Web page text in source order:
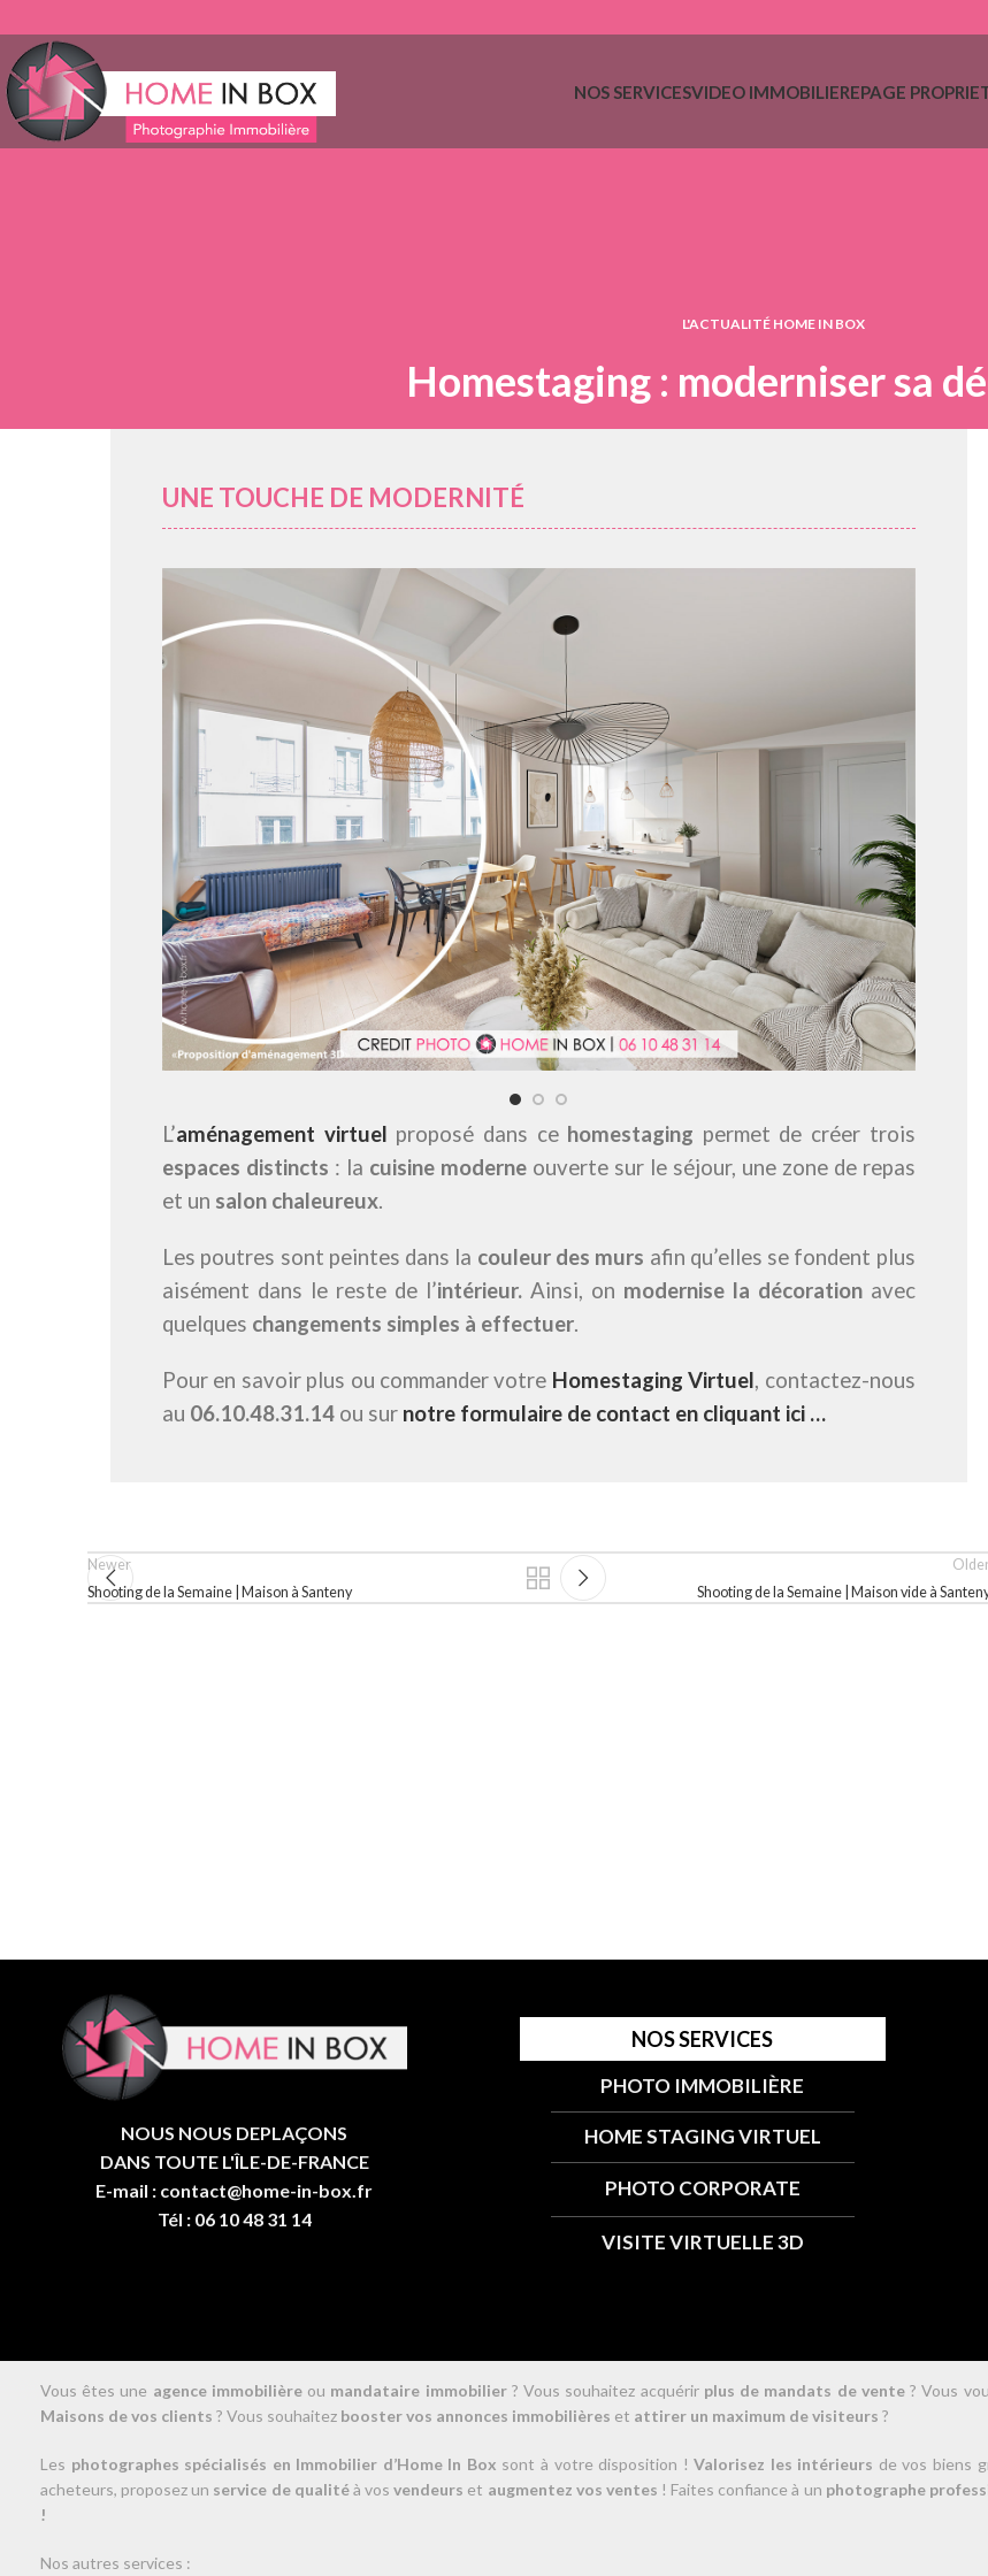
NOS SERVICESVIDEO IMMOBILIEREPAGE
L'ACTUALITÉ HOME IN BOX
Homestaging : moderniser sa
UNE TOUCHE DE MODERNITÉ
L’aménagement virtuel proposé dans ce homestaging permet de créer trois
espaces distincts : la cuisine moderneouverte sur le séjour, une zone de repas
et un salon chaleureux.
Les poutres sont peintes dans la couleur des murs afin qu’elles se fondent plus
aisément dans le reste de l’intérieur.Ainsi, on modernise la décorationavec
quelques changements simples à effectuer.
Pour en savoir plus ou commander votre Homestaging Virtuel, contactez-nous
au 06.10.48.31.14 ou sur notre formulaire de contact en cliquant ici …
Newer
Shooting de la Semaine | Maison à Santeny
Shooting de la Semaine | Maison vide à
NOUS NOUS DEPLAÇONS
DANS TOUTE L'ÎLE-DE-FRANCE
E-mail : contact@home-in-box.fr
Tél : 06 10 48 31 14
NOS SERVICES
PHOTO IMMOBILIÈRE
HOME STAGING VIRTUEL
PHOTO CORPORATE
VISITE VIRTUELLE 3D
Vous êtes une agence immobilièreou mandataire immobilier? Vous souhaitez acquérir plus de mandats de vente? Vous
Maisons de vos clients ? Vous souhaitez booster vos annonces immobilières et attirer un maximum de visiteurs ?
Les photographes spécialisés en Immobilier d’Home In Box sont à votre disposition !Valorisez les intérieurs de vos biens
acheteurs, proposez un service de qualitéà vosvendeurs et augmentez vos ventes ! Faites confiance à un photographe
!
Nos autres services :